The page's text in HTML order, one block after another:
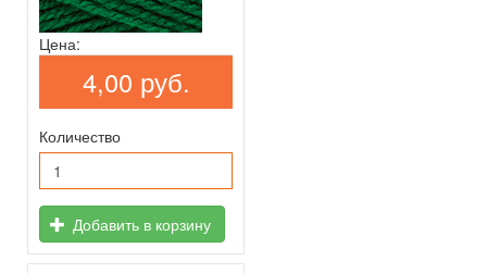
Цена:
4,00 руб.
Количество
Добавить в корзину